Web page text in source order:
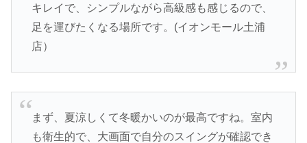
キレイで、シンプルながら高級感も感じるので、
足を運びたくなる場所です。(イオンモール土浦
店）
まず、夏涼しくて冬暖かいのが最高ですね。室内
も衛生的で、大画面で自分のスイングが確認でき